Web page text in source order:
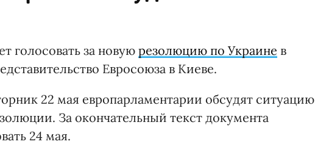
голосовать за новую резолюцию по Украине в
Евросоюза в Киеве.
22 мая европарламентарии обсудят ситуацию
За окончательный текст документа
24 мая.